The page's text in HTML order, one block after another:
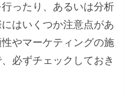
ったり、あるいは分析
はいくつか注意点があ
やマーケティングの施
必ずチェックしておき